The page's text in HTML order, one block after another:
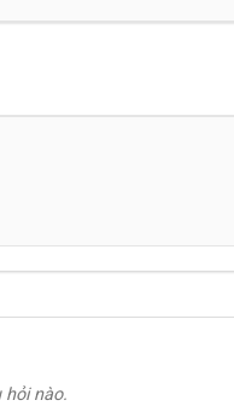
hỏi nào.